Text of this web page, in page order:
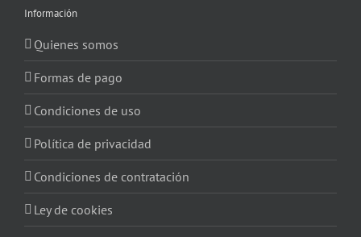
Información
Quienes somos
Formas de pago
Condiciones de uso
Política de privacidad
Condiciones de contratación
Ley de cookies